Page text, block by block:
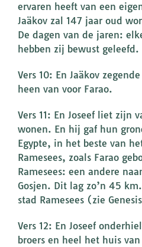
ervaren heeft van een
Jaäkov zal 147 jaar oud
De dagen van de jaren:
hebben zij bewust geleefd.
Vers 10: En Jaäkov
heen van voor Farao.
Vers 11: En Joseef liet zijn
wonen. En hij gaf hun
Egypte, in het beste van
Ramesees, zoals Farao
Ramesees: een andere
Gosjen. Dit lag zo’n 45
stad Ramesees (zie
Vers 12: En Joseef
broers en heel het huis